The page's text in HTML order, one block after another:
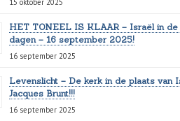
HET TONEEL IS KLAAR – Israël in
dagen – 16 september 2025!
16 september 2025
Levenslicht – De kerk in de plaats van
Jacques Brunt!!!
16 september 2025